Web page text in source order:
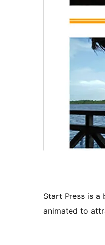
Start Press is a
animated to